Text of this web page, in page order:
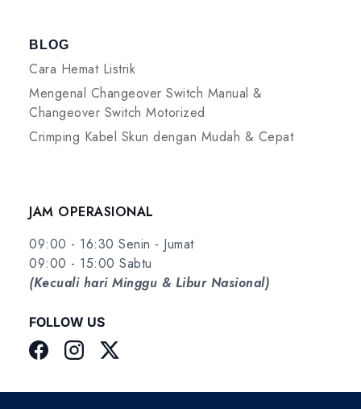
BLOG
Cara Hemat Listrik
Mengenal Changeover Switch Manual &
Changeover Switch Motorized
Crimping Kabel Skun dengan Mudah & Cepat
JAM OPERASIONAL
09:00 - 16:30 Senin - Jumat
09:00 - 15:00 Sabtu
(Kecuali hari Minggu & Libur Nasional)
FOLLOW US
FacebookInstagramTwitter